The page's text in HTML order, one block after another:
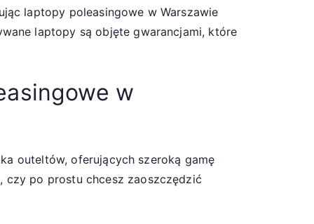
laptopy poleasingowe w Warszawie
laptopy są objęte gwarancjami, które
w
outeltów, oferujących szeroką gamę
czy po prostu chcesz zaoszczędzić